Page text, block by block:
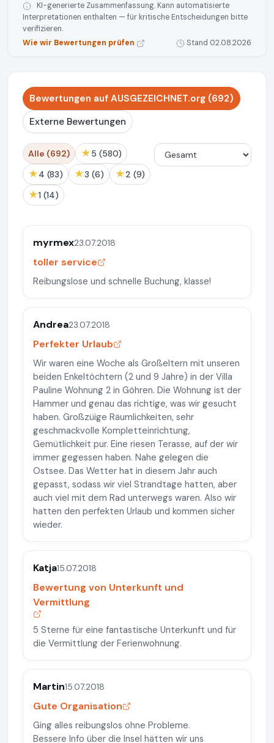
KI-generierte Zusammenfassung. Kann automatisierte
Interpretationen enthalten — für kritische Entscheidungen bitte
verifizieren.
Wie wir Bewertungen prüfen
Stand 02.08.2026
Bewertungen auf AUSGEZEICHNET.org (692)
Externe Bewertungen
Alle (692) ★ 5 (580)
★ 4 (83) ★ 3 (6) ★ 2 (9)
★ 1 (14)
myrmex23.07.2018
toller service
Reibungslose und schnelle Buchung, klasse!
Andrea23.07.2018
Perfekter Urlaub
Wir waren eine Woche als Großeltern mit unseren
beiden Enkeltöchtern (2 und 9 Jahre) in der Villa
Pauline Wohnung 2 in Göhren. Die Wohnung ist der
Hammer und genau das richtige, was wir gesucht
haben. Großzüige Räumlichkeiten, sehr
geschmackvolle Kompletteinrichtung,
Gemütlichkeit pur. Eine riesen Terasse, auf der wir
immer gegessen haben. Nahe gelegen die
Ostsee. Das Wetter hat in diesem Jahr auch
gepasst, sodass wir viel Strandtage hatten, aber
auch viel mit dem Rad unterwegs waren. Also wir
hatten den perfekten Urlaub und kommen sicher
wieder.
Katja15.07.2018
Bewertung von Unterkunft und
Vermittlung
5 Sterne für eine fantastische Unterkunft und für
die Vermittlung der Ferienwohnung.
Martin15.07.2018
Gute Organisation
Ging alles reibungslos ohne Probleme.
Bessere Info über die Insel hätten wir uns